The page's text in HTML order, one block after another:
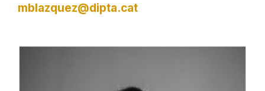
mblazquez@dipta.cat